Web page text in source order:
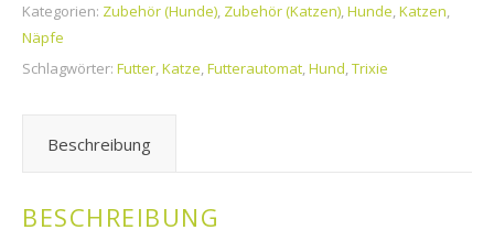
Kategorien: Zubehör (Hunde), Zubehör (Katzen),Hunde,Katzen,
Näpfe
Schlagwörter: Futter,Katze,Futterautomat,Hund,Trixie
Beschreibung
BESCHREIBUNG